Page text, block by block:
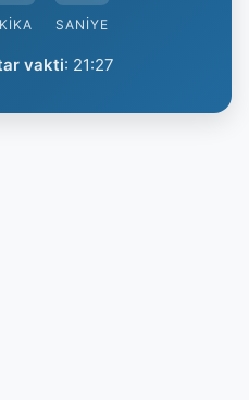
SANIYE
vakti: 21:27